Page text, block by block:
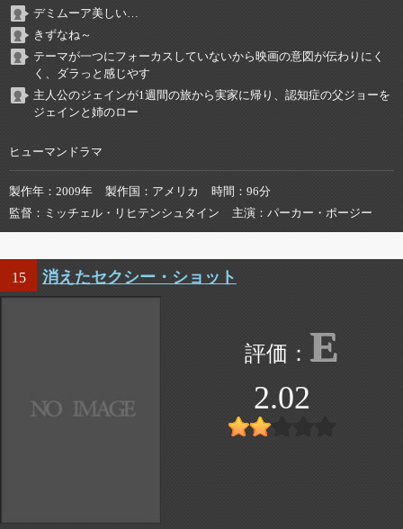
デミムーア美しい…
きずなね～
テーマが一つにフォーカスしていないから映画の意図が伝わりにく
く、ダラっと感じやす
主人公のジェインが1週間の旅から実家に帰り、認知症の父ジョーを
ジェインと姉のロー
ヒューマンドラマ
製作年 2009年 製作国 アメリカ 時間
96分
監督
ミッチェル・リヒテンシュタイン 主演 パーカー・ポージー
15 消えたセクシー・ショット
E
2.02